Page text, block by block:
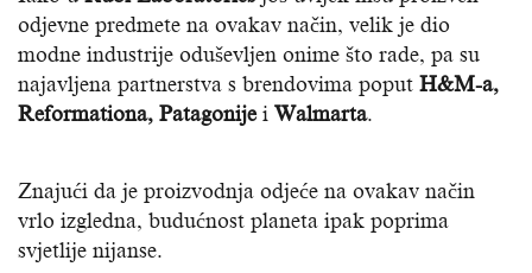
odjevne predmete na ovakav način, velik je dio
modne industrije oduševljen onime što rade, pa su
najavljena partnerstva s brendovima poput H&M-a,
Reformationa, Patagonije i Walmarta.
Znajući da je proizvodnja odjeće na ovakav način
vrlo izgledna, budućnost planeta ipak poprima
svjetlije nijanse.